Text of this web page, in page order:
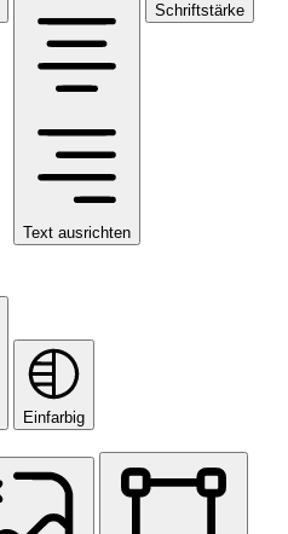
Text ausrichten
Schriftstärke
Einfarbig